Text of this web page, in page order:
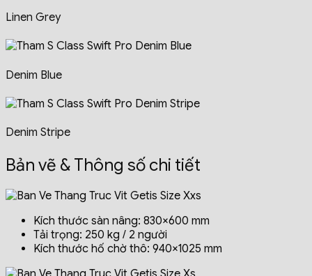
Linen Grey
Denim Blue
Denim Stripe
Bản vẽ & Thông số chi tiết
Kích thước sàn nâng: 830×600 mm
Tải trọng: 250 kg / 2 người
Kích thước hố chờ thô: 940×1025 mm